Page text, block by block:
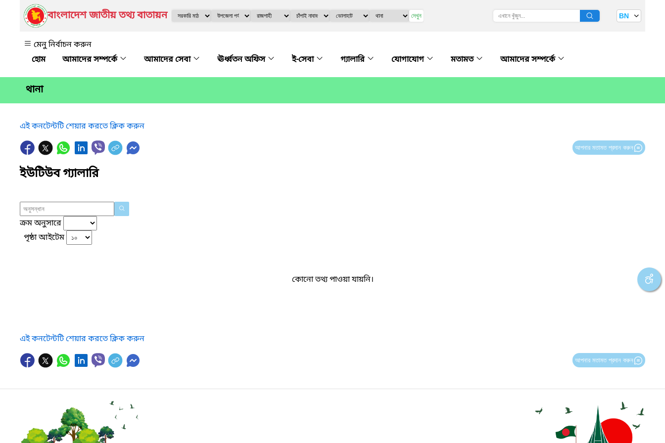
বাংলাদেশ জাতীয় তথ্য বাতায়ন দেখুন BN
মেনু নির্বাচন করুন
আমাদের সম্পর্কে
আমাদের সেবা ঊর্ধ্বতন অফিস ই-সেবা গ্যালারি যোগাযোগ মতামত আমাদের সম্পর্কে
থানা
এই কনটেন্টটি শেয়ার করতে ক্লিক করুন
আপনার মতামত প্রদান করুন
ইউটিউব গ্যালারি
ক্রম অনুসারে
পৃষ্ঠা আইটেম
কোনো তথ্য পাওয়া যায়নি।
এই কনটেন্টটি শেয়ার করতে ক্লিক করুন
আপনার মতামত প্রদান করুন